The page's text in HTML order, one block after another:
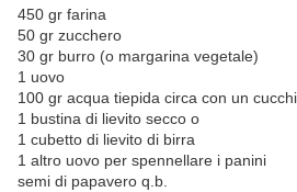
450 gr farina
50 gr zucchero
30 gr burro (o margarina vegetale)
1 uovo
100 gr acqua tiepida circa con un
1 bustina di lievito secco o
1 cubetto di lievito di birra
1 altro uovo per spennellare i panini
semi di papavero q.b.